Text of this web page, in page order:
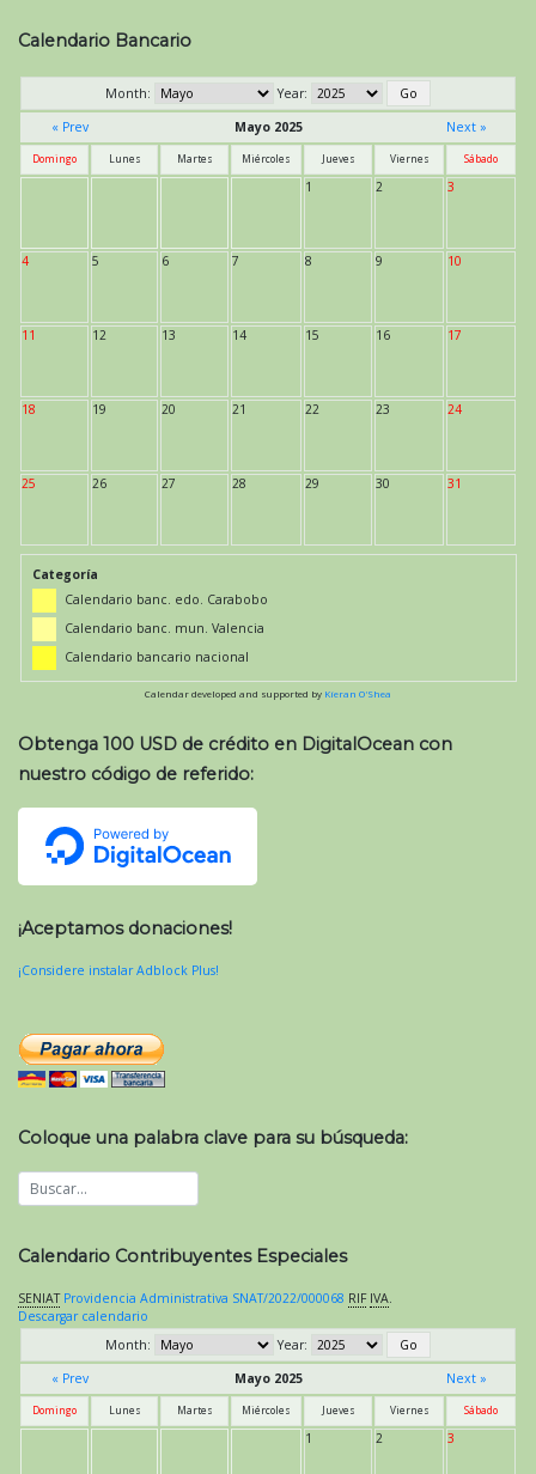
Calendario Bancario
Month:
Year:
« Prev
Mayo 2025 Next »
Domingo Lunes Martes Miércoles Jueves Viernes Sábado
1 2 3
4 5 6 7 8 9 10
11 12 13 14 15 16 17
18 19 20 21 22 23 24
25 26 27 28 29 30 31
Categoría
Calendario banc. edo. Carabobo
Calendario banc. mun. Valencia
Calendario bancario nacional
Calendar developed and supported by Kieran O'Shea
Obtenga 100 USD de crédito en DigitalOcean con
nuestro código de referido:
¡Aceptamos donaciones!
¡Considere instalar Adblock Plus!
Coloque una palabra clave para su búsqueda:
Calendario Contribuyentes Especiales
SENIAT Providencia Administrativa SNAT/2022/000068 RIF IVA.
Descargar calendario
Month:
Year:
« Prev
Mayo 2025 Next »
Domingo Lunes Martes Miércoles Jueves Viernes Sábado
1 2 3